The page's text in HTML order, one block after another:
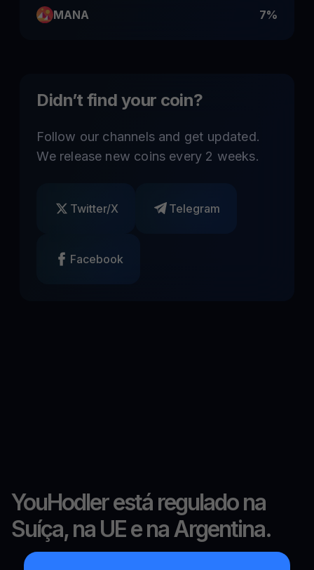
MANA 7%
Didn’t find your coin?
Follow our channels and get updated.
We release new coins every 2 weeks.
Twitter/X Telegram
Facebook
YouHodler está regulado na
Suíça, na UE e na Argentina.